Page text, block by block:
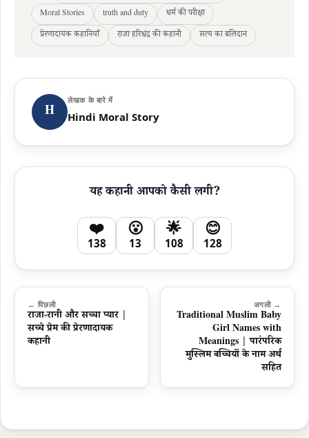
Moral Stories
truth and duty
धर्म की परीक्षा
प्रेरणादायक कहानियाँ
राजा हरिश्चंद्र की कहानी सत्य का बलिदान
H
लेखक के बारे में
Hindi Moral Story
यह कहानी आपको कैसी लगी?
❤️
138
😮
13
🌟
108
😊
128
← पिछली
राजा-रानी और सच्चा प्यार |
सच्चे प्रेम की प्रेरणादायक
कहानी
अगली →
Traditional Muslim Baby
Girl Names with
Meanings | पारंपरिक
मुस्लिम बच्चियों के नाम अर्थ
सहित